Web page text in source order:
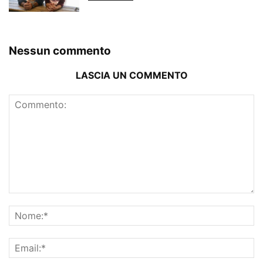
Nessun commento
LASCIA UN COMMENTO